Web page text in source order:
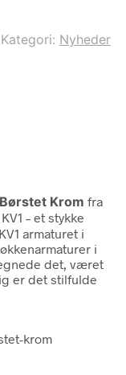
Kategori: Nyheder
Krom fra
– et stykke
armaturet i
i
det, været
er det stilfulde
krom